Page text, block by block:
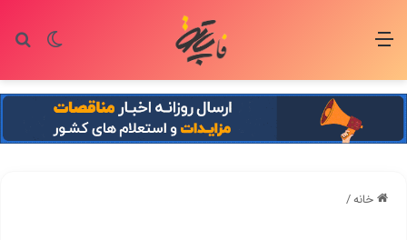
تغییر منو
خانه/